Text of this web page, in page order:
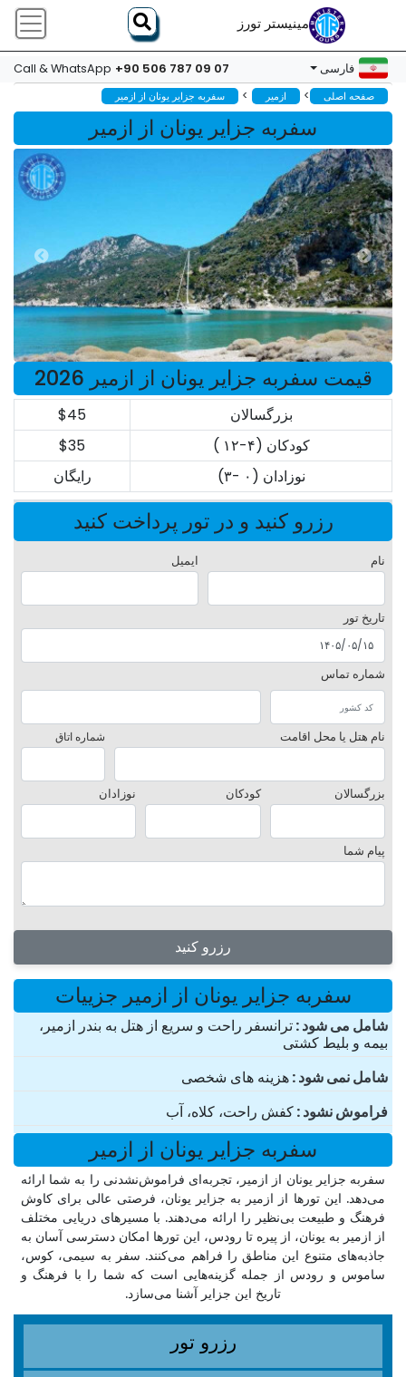
مینیستر تورز
فارسی Call & WhatsApp +90 506 787 09 07
صفحه اصلی > ازمیر > سفربه جزایر یونان از ازمیر
سفربه جزایر یونان از ازمیر
قیمت سفربه جزایر یونان از ازمیر 2026
بزرگسالان
$45
کودکان (۴-۱۲ )
$35
نوزادان (۰ -۳)
رایگان
رزرو کنید و در تور پرداخت کنید
نام ایمیل
تاریخ تور
شماره تماس
نام هتل یا محل اقامت شماره اتاق
بزرگسالان کودکان نوزادان
پیام شما
رزرو کنید
سفربه جزایر یونان از ازمیر جزییات
شامل می شود ترانسفر راحت و سریع از هتل به بندر ازمیر،
بیمه و بلیط کشتی
شامل نمی شود هزینه های شخصی
فراموش نشود کفش راحت، کلاه، آب
سفربه جزایر یونان از ازمیر
سفربه جزایر یونان از ازمیر، تجربه‌ای فراموش‌نشدنی را به شما ارائه
می‌دهد. این تورها از ازمیر به جزایر یونان، فرصتی عالی برای کاوش
فرهنگ و طبیعت بی‌نظیر را ارائه می‌دهند. با مسیرهای دریایی مختلف
از ازمیر به یونان، از پیره تا رودس، این تورها امکان دسترسی آسان به
جاذبه‌های متنوع این مناطق را فراهم می‌کنند. سفر به سیمی، کوس،
ساموس و رودس از جمله گزینه‌هایی است که شما را با فرهنگ و
تاریخ این جزایر آشنا می‌سازد.
رزرو تور